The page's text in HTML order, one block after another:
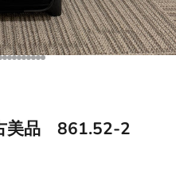
する 1
する 2
する 3
動する 4
動する 5
移動する 6
移動する 7
に移動する 8
に移動する 9
に移動する 10
目に移動する 11
項目に移動する 12
項目に移動する 13
項目に移動する 14
項目に移動する 15
項目に移動する 16
項目に移動する 17
項目に移動する 18
項目に移動する 19
項目に移動する 20
美品 861.52-2